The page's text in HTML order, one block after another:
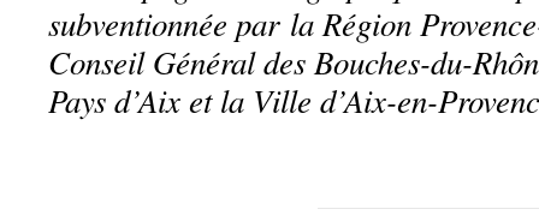
subventionnée par la Région
Conseil Général des Bouches-du-
Pays d’Aix et la Ville d’Aix-en-